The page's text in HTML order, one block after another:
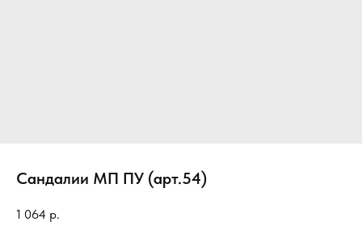
Сандалии МП ПУ (арт.54)
1 064 р.